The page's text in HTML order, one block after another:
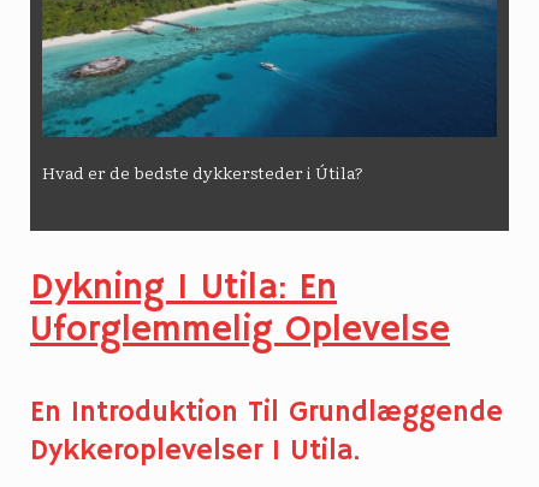
Hvad er de bedste dykkersteder i Útila?
Dykning I Utila: En
Uforglemmelig Oplevelse
En Introduktion Til Grundlæggende
Dykkeroplevelser I Utila.